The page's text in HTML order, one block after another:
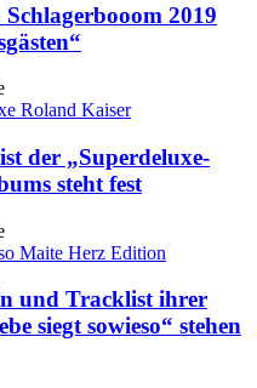
2019
der „Superdeluxe-
steht fest
und Tracklist ihrer
siegt sowieso“ stehen